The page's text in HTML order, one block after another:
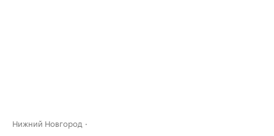
Нижний Новгород